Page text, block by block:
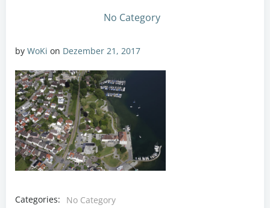
No Category
by WoKi on Dezember 21, 2017
Categories:
No Category